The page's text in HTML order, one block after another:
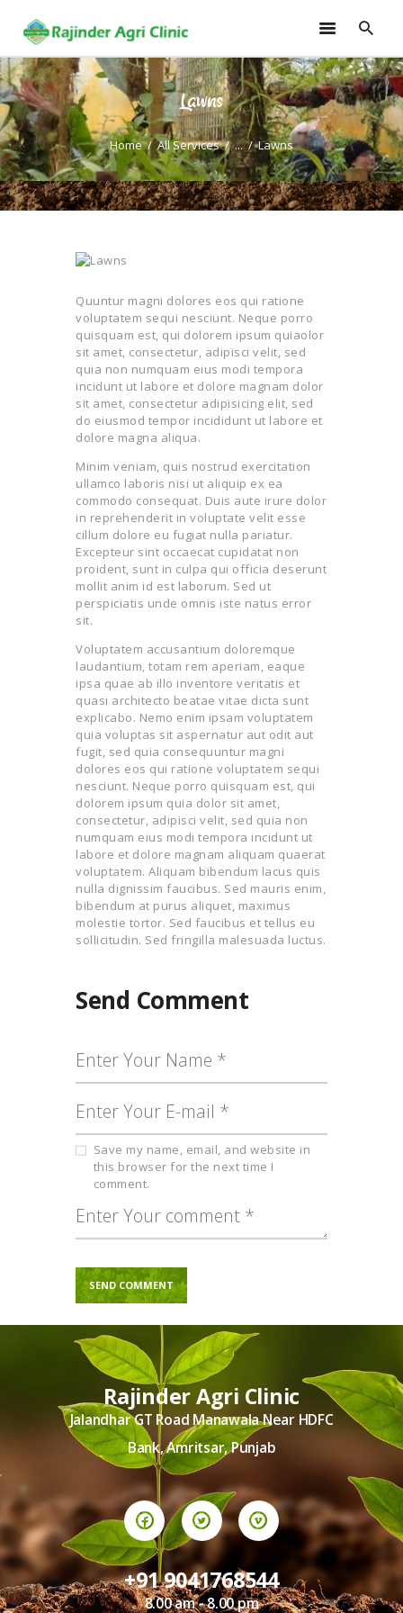
Lawns
Home All Services ... Lawns
HOME
TRAININGS
CONSULTANCY
FRUITS
GARDEN
GALLERY
OUR TEAM
CONTACT US
TERMS AND
CONDITION
Quuntur magni dolores eos qui ratione
voluptatem sequi nesciunt. Neque porro
quisquam est, qui dolorem ipsum quiaolor
sit amet, consectetur, adipisci velit, sed
quia non numquam eius modi tempora
incidunt ut labore et dolore magnam dolor
sit amet, consectetur adipisicing elit, sed
do eiusmod tempor incididunt ut labore et
dolore magna aliqua.
Minim veniam, quis nostrud exercitation
ullamco laboris nisi ut aliquip ex ea
commodo consequat. Duis aute irure dolor
in reprehenderit in voluptate velit esse
cillum dolore eu fugiat nulla pariatur.
Excepteur sint occaecat cupidatat non
proident, sunt in culpa qui officia deserunt
mollit anim id est laborum. Sed ut
perspiciatis unde omnis iste natus error
sit.
Voluptatem accusantium doloremque
laudantium, totam rem aperiam, eaque
ipsa quae ab illo inventore veritatis et
quasi architecto beatae vitae dicta sunt
explicabo. Nemo enim ipsam voluptatem
quia voluptas sit aspernatur aut odit aut
fugit, sed quia consequuntur magni
dolores eos qui ratione voluptatem sequi
nesciunt. Neque porro quisquam est, qui
dolorem ipsum quia dolor sit amet,
consectetur, adipisci velit, sed quia non
numquam eius modi tempora incidunt ut
labore et dolore magnam aliquam quaerat
voluptatem. Aliquam bibendum lacus quis
nulla dignissim faucibus. Sed mauris enim,
bibendum at purus aliquet, maximus
molestie tortor. Sed faucibus et tellus eu
sollicitudin. Sed fringilla malesuada luctus.
Send Comment
Save my name, email, and website in
this browser for the next time I
comment.
Rajinder Agri Clinic
Jalandhar GT Road Manawala Near HDFC
Bank, Amritsar, Punjab
+91 9041768544
8.00 am - 8.00 pm